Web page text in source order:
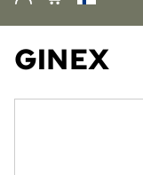
GINEX